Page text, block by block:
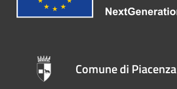
Comune di Piacenza